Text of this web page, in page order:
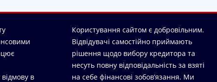
в
Користування сайтом є добровільним.
Відвідувачі самостійно приймають
рішення щодо вибору кредитора та
несуть повну відповідальність за взяті
на себе фінансові зобов’язання. Ми